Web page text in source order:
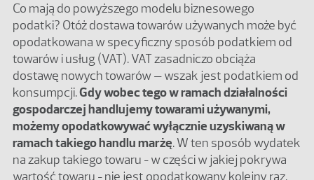
Co mają do powyższego modelu biznesowego
podatki? Otóż dostawa towarów używanych może być
opodatkowana w specyficzny sposób podatkiem od
towarów i usług (VAT). VAT zasadniczo obciąża
dostawę nowych towarów – wszak jest podatkiem od
konsumpcji.Gdy wobec tego w ramach działalności
gospodarczej handlujemy towarami używanymi,
możemy opodatkowywać wyłącznie uzyskiwaną w
ramach takiego handlu marżę. W ten sposób wydatek
na zakup takiego towaru – w części w jakiej pokrywa
wartość towaru
nie jest opodatkowany kolejny raz.